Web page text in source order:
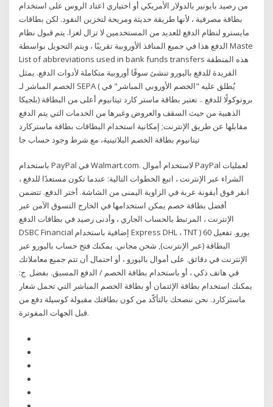
من رصيد بايونير بالدولار الأمريكي أو اختياري اعتاد الروس على استخدام
بطاقة مصرفية ، لأنها طريقة حديثة ومريحة لتخزين النقود. لكن بطاقات
مايسترو لنظام الدفع للعديد من المستخدمين لا تزال لغزا. يتم قبول نظام
الدفع هذا في جميع المنافذ الأوروبية تقريبًا ، ويتم التحويل بواسطة Maste
List of abbreviations used in bank funds transfers هذه المنطقة
الفريدة للدفع باليورو تنشئ سوقًا أوروبية متكاملة لأدوات الدفع. يمثل
الخصم المباشر لـ SEPA ( يُطلق عليه "الخصم الأوروبي المباشر" في
بلجيكا) بروتوكولًا للدفع .. تعتبر بطاقة ماستر كارد تيتانيوم أعلى من البطاقة
الذهبية من حيث السقف والعروض وغيرها من الخدمات التي يتم الدفع
مقابلها عن طريق الإنترنت; إمكانية استخدام البطاقات بطاقة ماستركارد
تيتانيوم بطاقة الخصم البلاتينية، مع شرط وجود حساب جا
باستخدام PayPal في Walmart.com. لاستخدام أموال PayPal لعمليات
الشراء عبر الإنترنت ، اتبع الخطوات التالية: عندما تكون مستعدًا للدفع ،
انقر فوق أيقونة عربة في الزاوية اليمنى من الشاشة. أختر الدفع. تتضمن
أفضل بطاقة خصم يمكن استخدامها في الخارج التسوق الآمن عبر
الإنترنت ، المرتبط بالحساب الجاري ، وأدنى رصيد في بطاقات الدفع
DSBC Financial إضافية باستخدام Express DHL ، TNT ) 60 يورو. تفعيل
البطاقة (عبر الإنترنت), شحن مجاني. يمكنك فتح حساب باليورو عبر
الإنترنت في دقائق. على أموال باليورو ، أو احتمال أن تتم جميع معاملاتك
في هاتف ذكي ، أو باستخدام بطاقة الخصم / الدفع المسبق. بفضل ج:
يمكنك استخدام بطاقة الإئتمان أو بطاقة الخصم المباشر التي تحمل شعار
ماستركارد. نحن ننصحك بالتأكّد من كون بطاقتك مقبولة كوسيلة دفع من
قبل الجهات المفوترة.